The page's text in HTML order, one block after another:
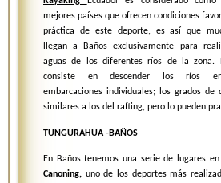
mejores países que ofrecen condiciones
práctica de este deporte, es así que
llegan a Baños exclusivamente para
aguas de los diferentes ríos de la zona.
consiste en descender los ríos en
embarcaciones individuales; los grados de
similares a los del rafting, pero lo pueden
TUNGURAHUA -BAÑOS
En Baños tenemos una serie de lugares
Canoning, uno de los deportes más